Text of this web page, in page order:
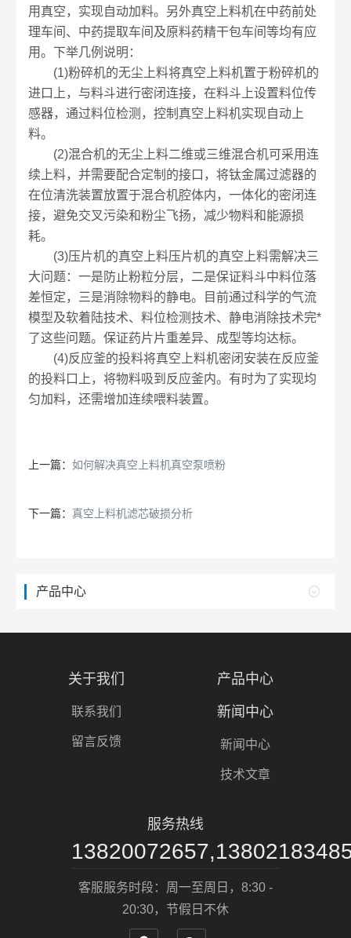
用真空，实现自动加料。另外真空上料机在中药前处
理车间、中药提取车间及原料药精干包车间等均有应
用。下举几例说明：
(1)粉碎机的无尘上料将真空上料机置于粉碎机的
进口上，与料斗进行密闭连接，在料斗上设置料位传
感器，通过料位检测，控制真空上料机实现自动上
料。
(2)混合机的无尘上料二维或三维混合机可采用连
续上料，并需要配合定制的接口，将钛金属过滤器的
在位清洗装置放置于混合机腔体内，一体化的密闭连
接，避免交叉污染和粉尘飞扬，减少物料和能源损
耗。
(3)压片机的真空上料压片机的真空上料需解决三
大问题：一是防止粉粒分层，二是保证料斗中料位落
差恒定，三是消除物料的静电。目前通过科学的气流
模型及软着陆技术、料位检测技术、静电消除技术完*
了这些问题。保证药片片重差异、成型等均达标。
(4)反应釜的投料将真空上料机密闭安装在反应釜
的投料口上，将物料吸到反应釜内。有时为了实现均
匀加料，还需增加连续喂料装置。
上一篇：如何解决真空上料机真空泵喷粉
下一篇：真空上料机滤芯破损分析
产品中心
关于我们
联系我们
留言反馈
产品中心
新闻中心
新闻中心
技术文章
服务热线
客服服务时段：周一至周日，8:30 -
20:30，节假日不休